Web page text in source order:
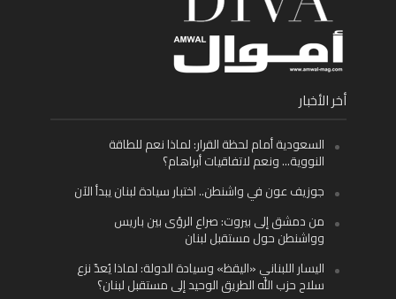
أخر الأخبار
السعودية أمام لحظة القرار: لماذا نعم للطاقة
النووية… ونعم لاتفاقيات أبراهام؟
جوزيف عون في واشنطن.. اختبار سيادة لبنان يبدأ الآن
من دمشق إلى بيروت: صراع الرؤى بين باريس
وواشنطن حول مستقبل لبنان
اليسار اللبناني «اليقظ» وسيادة الدولة: لماذا يُعدّ نزع
سلاح حزب الله الطريق الوحيد إلى مستقبل لبنان؟